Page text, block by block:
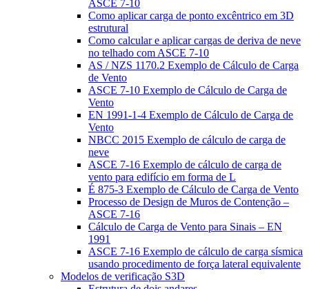
ASCE 7-10
Como aplicar carga de ponto excêntrico em 3D
estrutural
Como calcular e aplicar cargas de deriva de neve
no telhado com ASCE 7-10
AS / NZS 1170.2 Exemplo de Cálculo de Carga
de Vento
ASCE 7-10 Exemplo de Cálculo de Carga de
Vento
EN 1991-1-4 Exemplo de Cálculo de Carga de
Vento
NBCC 2015 Exemplo de cálculo de carga de
neve
ASCE 7-16 Exemplo de cálculo de carga de
vento para edifício em forma de L
É 875-3 Exemplo de Cálculo de Carga de Vento
Processo de Design de Muros de Contenção –
ASCE 7-16
Cálculo de Carga de Vento para Sinais – EN
1991
ASCE 7-16 Exemplo de cálculo de carga sísmica
usando procedimento de força lateral equivalente
Modelos de verificação S3D